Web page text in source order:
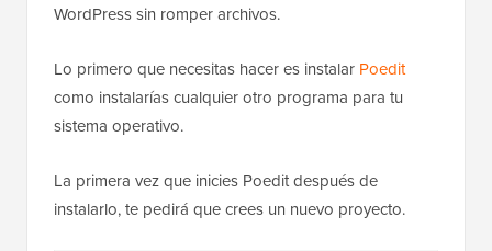
WordPress sin romper archivos.
Lo primero que necesitas hacer es instalar Poedit
como instalarías cualquier otro programa para tu
sistema operativo.
La primera vez que inicies Poedit después de
instalarlo, te pedirá que crees un nuevo proyecto.